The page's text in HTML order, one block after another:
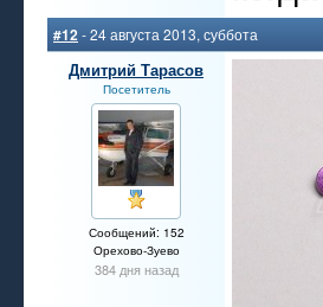
#12- 24 августа 2013, суббота
Дмитрий Тарасов
Посетитель
Сообщений: 152
Орехово-Зуево
384 дня назад